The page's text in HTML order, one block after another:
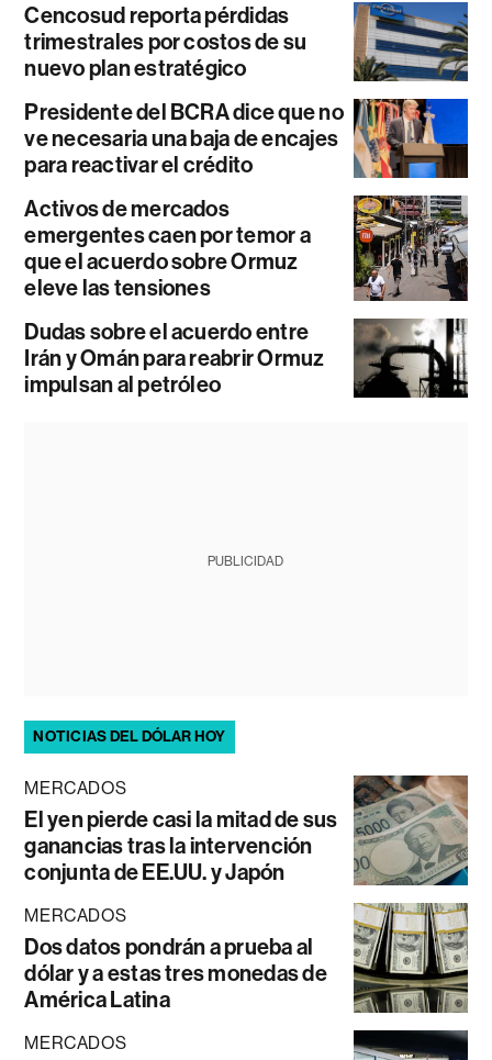
Cencosud reporta pérdidas
trimestrales por costos de su
nuevo plan estratégico
Presidente del BCRA dice que no
ve necesaria una baja de encajes
para reactivar el crédito
Activos de mercados
emergentes caen por temor a
que el acuerdo sobre Ormuz
eleve las tensiones
Dudas sobre el acuerdo entre
Irán y Omán para reabrir Ormuz
impulsan al petróleo
PUBLICIDAD
NOTICIAS DEL DÓLAR HOY
MERCADOS
El yen pierde casi la mitad de sus
ganancias tras la intervención
conjunta de EE.UU. y Japón
MERCADOS
Dos datos pondrán a prueba al
dólar y a estas tres monedas de
América Latina
MERCADOS